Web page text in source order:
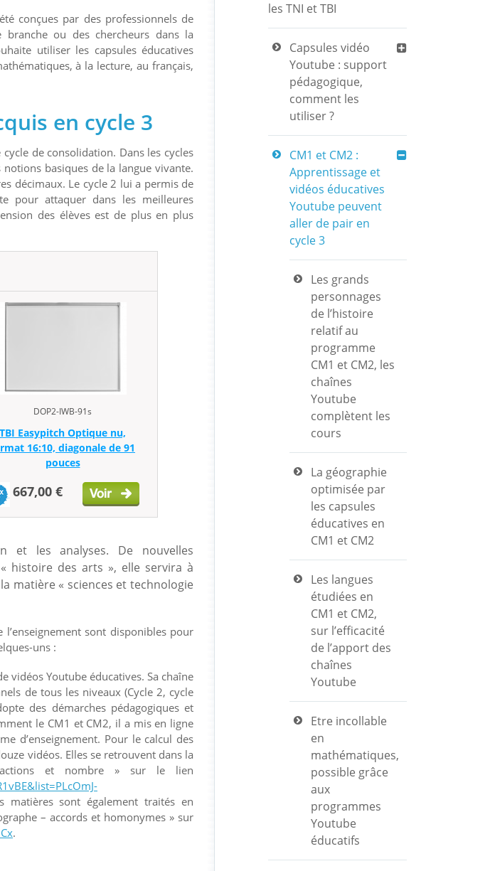
conçues par des professionnels de
branche ou des chercheurs dans la
utiliser les capsules éducatives
à la lecture, au français,
en cycle 3
de consolidation. Dans les cycles
notions basiques de la langue vivante.
décimaux. Le cycle 2 lui a permis de
pour attaquer dans les meilleures
des élèves est de plus en plus
DOP2-IWB-91s
TBI Easypitch Optique nu,
16:10, diagonale de 91
pouces
667,00 €
et les analyses. De nouvelles
histoire des arts », elle servira à
matière « sciences et technologie
sont disponibles pour
uns :
vidéos Youtube éducatives. Sa chaîne
de tous les niveaux (Cycle 2, cycle
des démarches pédagogiques et
le CM1 et CM2, il a mis en ligne
d’enseignement. Pour le calcul des
vidéos. Elles se retrouvent dans la
et nombre » sur le lien
matières sont également traités en
– accords et homonymes » sur
.
les TNI et TBI
Capsules vidéo
Youtube : support
pédagogique,
comment les
utiliser ?
CM1 et CM2 :
Apprentissage et
vidéos éducatives
Youtube peuvent
aller de pair en
cycle 3
Les grands
personnages
de l’histoire
relatif au
programme
CM1 et CM2, les
chaînes
Youtube
complètent les
cours
La géographie
optimisée par
les capsules
éducatives en
CM1 et CM2
Les langues
étudiées en
CM1 et CM2,
sur l’efficacité
de l’apport des
chaînes
Youtube
Etre incollable
en
mathématiques,
possible grâce
aux
programmes
Youtube
éducatifs